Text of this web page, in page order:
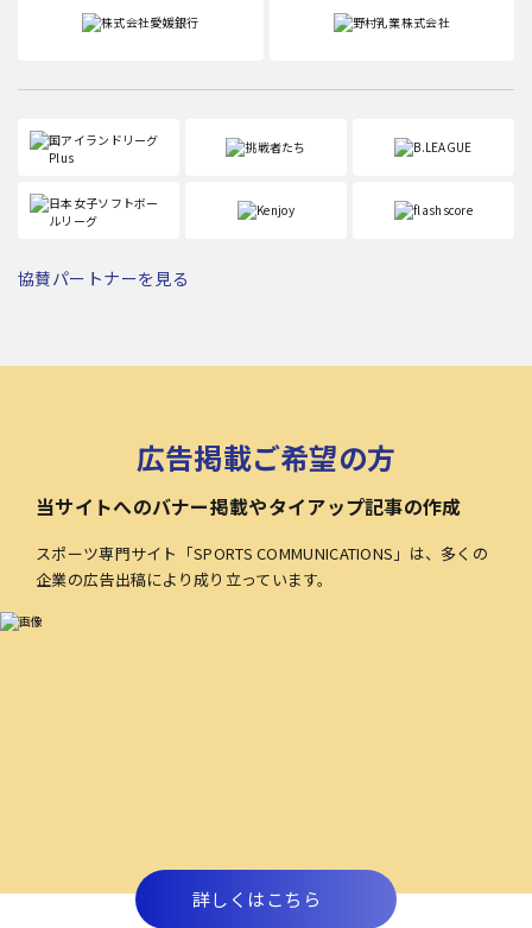
協賛パートナーを見る
広告掲載ご希望の方
当サイトへのバナー掲載やタイアップ記事の作成
スポーツ専門サイト「SPORTS COMMUNICATIONS」は、多くの
企業の広告出稿により成り立っています。
詳しくはこちら